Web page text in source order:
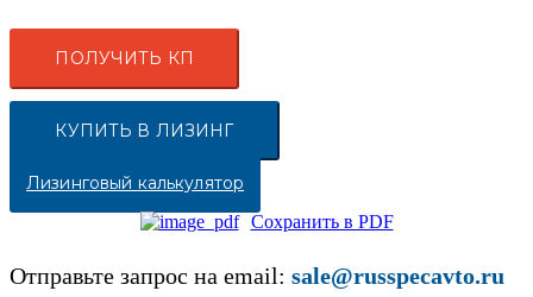
ПОЛУЧИТЬ КП
КУПИТЬ В ЛИЗИНГ
Лизинговый калькулятор
Сохранить в PDF
Отправьте запрос на email: sale@russpecavto.ru